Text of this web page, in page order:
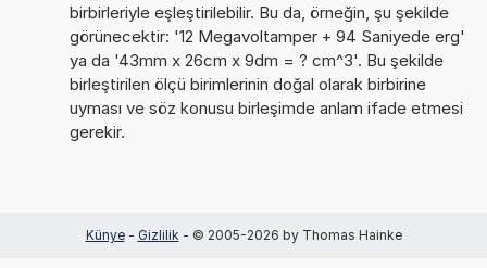
birbirleriyle eşleştirilebilir. Bu da, örneğin, şu şekilde
görünecektir: '12 Megavoltamper + 94 Saniyede erg'
ya da '43mm x 26cm x 9dm = ? cm^3'. Bu şekilde
birleştirilen ölçü birimlerinin doğal olarak birbirine
uyması ve söz konusu birleşimde anlam ifade etmesi
gerekir.
Künye- Gizlilik - © 2005-2026 by Thomas Hainke